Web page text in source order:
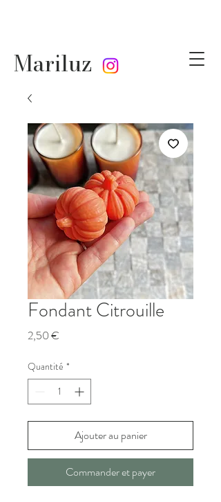
Mariluz
Fondant Citrouille
2,50 €
Quantité *
Ajouter au panier
Commander et payer